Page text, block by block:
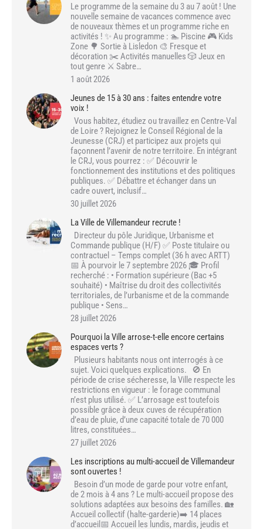
Le programme de la semaine du 3 au 7 août ! Une
nouvelle semaine de vacances commence avec
de nouveaux thèmes et un programme riche en
activités ! ✨ Au programme : 🏊 Piscine 🎮 Kids
Zone 🌳 Sortie à Lisledon 🎨 Fresque et
décoration ✂️ Activités manuelles 🎲 Jeux en
tout genre ⚔️ Sabre…
1 août 2026
Jeunes de 15 à 30 ans : faites entendre votre
voix !
Vous habitez, étudiez ou travaillez en Centre-Val
de Loire ? Rejoignez le Conseil Régional de la
Jeunesse (CRJ) et participez aux projets qui
façonnent l’avenir de notre territoire. En intégrant
le CRJ, vous pourrez : ✅ Découvrir le
fonctionnement des institutions et des politiques
publiques. ✅ Débattre et échanger dans un
cadre ouvert, inclusif…
30 juillet 2026
La Ville de Villemandeur recrute !
Directeur du pôle Juridique, Urbanisme et
Commande publique (H/F) ✅ Poste titulaire ou
contractuel – Temps complet (36 h avec ARTT)
📅 À pourvoir le 7 septembre 2026 🎓 Profil
recherché : • Formation supérieure (Bac +5
souhaité) • Maîtrise du droit des collectivités
territoriales, de l’urbanisme et de la commande
publique • Sens…
28 juillet 2026
Pourquoi la Ville arrose-t-elle encore certains
espaces verts ?
Plusieurs habitants nous ont interrogés à ce
sujet. Voici quelques explications. 🚫 En
période de crise sécheresse, la Ville respecte les
restrictions en vigueur : le forage communal
n’est plus utilisé. ✅ L’arrosage est toutefois
possible grâce à deux cuves de récupération
d’eau de pluie, d’une capacité totale de 70 000
litres, constituées…
27 juillet 2026
Les inscriptions au multi-accueil de Villemandeur
sont ouvertes !
Besoin d’un mode de garde pour votre enfant,
de 2 mois à 4 ans ? Le multi-accueil propose des
solutions adaptées aux besoins des familles. 🏡
Accueil collectif (halte-garderie)➡️ 14 places
d’accueil📅 Accueil les lundis, mardis, jeudis et